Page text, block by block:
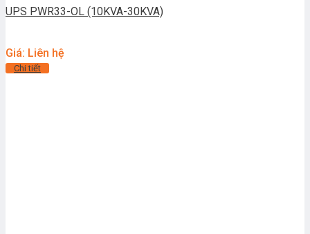
UPS PWR33-OL (10KVA-30KVA)
Giá: Liên hệ
Chi tiết